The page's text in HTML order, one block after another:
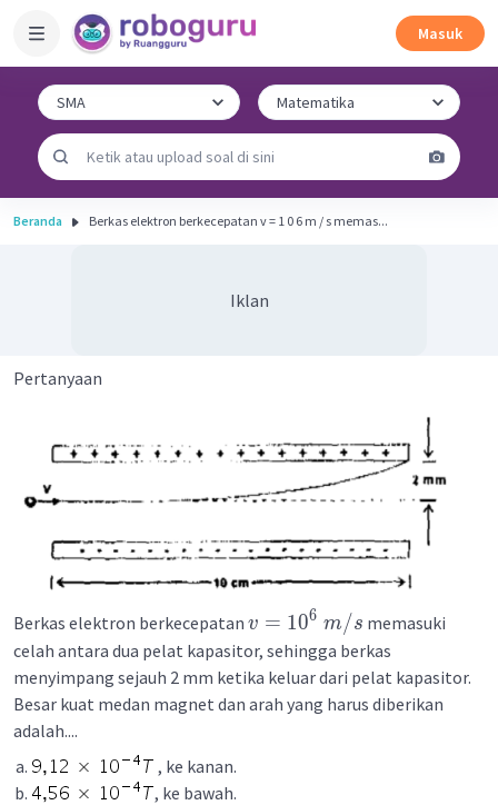
Masuk
Beranda Berkas elektron berkecepatan v = 1 0 6 m / s memas...
Iklan
Pertanyaan
Berkas elektron berkecepatan v = 106 m/s memasuki
celah antara dua pelat kapasitor, sehingga berkas
menyimpang sejauh 2 mm ketika keluar dari pelat kapasitor.
Besar kuat medan magnet dan arah yang harus diberikan
adalah....
, ke kanan.
, ke bawah.